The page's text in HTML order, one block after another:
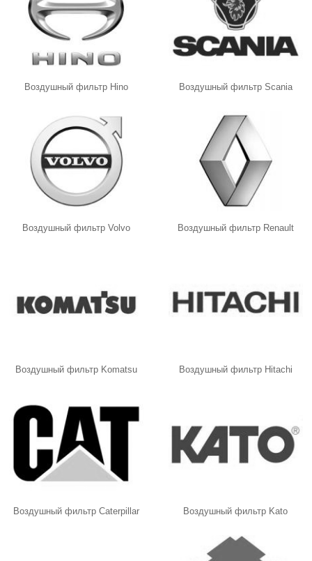
Воздушный фильтр Hino Воздушный фильтр Scania
Воздушный фильтр Volvo Воздушный фильтр Renault
Воздушный фильтр Komatsu Воздушный фильтр Hitachi
Воздушный фильтр Caterpillar Воздушный фильтр Kato